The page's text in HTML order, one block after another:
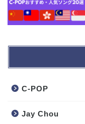
C-POP
Jay Chou